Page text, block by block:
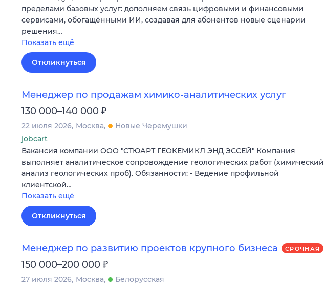
пределами базовых услуг: дополняем связь цифровыми и финансовыми
сервисами, обогащёнными ИИ, создавая для абонентов новые сценарии
решения…
Показать ещё
Откликнуться
Менеджер по продажам химико-аналитических услуг
130 000–140 000 ₽
22 июля 2026 Москва
Новые Черемушки
jobcart
Вакансия компании ООО "СТЮАРТ ГЕОКЕМИКЛ ЭНД ЭССЕЙ" Компания
выполняет аналитическое сопровождение геологических работ (химический
анализ геологических проб). Обязанности: - Ведение профильной
клиентской…
Показать ещё
Откликнуться
Менеджер по развитию проектов крупного бизнеса СРОЧНАЯ
150 000–200 000 ₽
27 июля 2026 Москва
Белорусская